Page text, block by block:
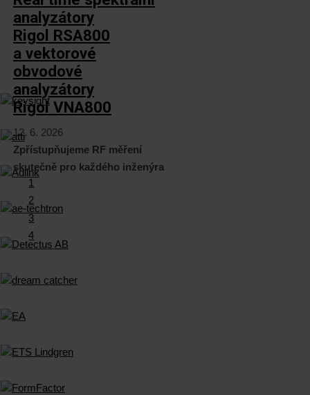
analyzátory
Rigol RSA800
a vektorové
obvodové
analyzátory
Rigol VNA800
12. 6. 2026
Zpřístupňujeme RF měření
skutečně pro každého inženýra
1
2
3
4